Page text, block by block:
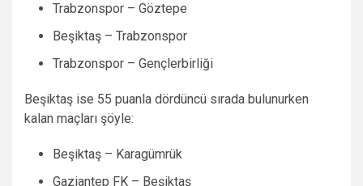
Trabzonspor – Göztepe
Beşiktaş – Trabzonspor
Trabzonspor – Gençlerbirliği
Beşiktaş ise 55 puanla dördüncü sırada bulunurken
kalan maçları şöyle:
Beşiktaş – Karagümrük
Gaziantep FK – Beşiktaş